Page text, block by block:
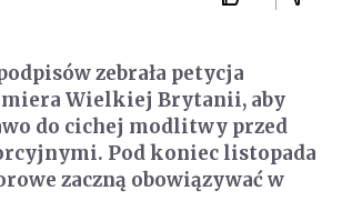
zebrała petycja
Wielkiej Brytanii, aby
do cichej modlitwy przed
Pod koniec listopada
zaczną obowiązywać w